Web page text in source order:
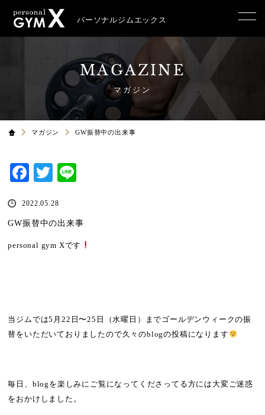
パーソナルジムエックス
MAGAZINE
マガジン
マガジン GW振替中の出来事
Facebook
Twitter
2022.05.28
GW振替中の出来事
personal gym Xです
当ジムでは5 月22 日〜25 日（水曜日）までゴールデンウィークの振
替をいただいておりましたので久々のblogの投稿になります
毎日、 blog を楽しみにご覧になってくださってる方には大変ご迷惑
をおかけしました。